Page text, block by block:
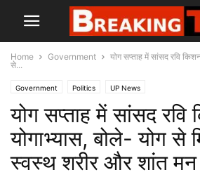
Home Government
योग सप्ताह में सांसद रवि
से...
Government Politics UP News
योग सप्ताह में सांसद रवि
योगाभ्यास, बोले- योग से
स्वस्थ शरीर और शांत मन